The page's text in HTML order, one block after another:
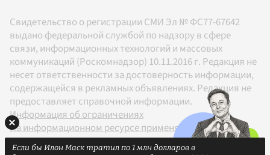
Свидетельство о регистрации СМИ Эл № ФС77-67642
выдано федеральной службой по надзору в сфере
связи, информационных технологий и массовых
коммуникаций (Роскомнадзор) 10.11.2016 г. Редакция не
несет ответственности за достоверность информации,
содержащейся в рекламных объявлениях. Редакция не
предоставляет справочной информации.
Информация об ограничениях
На информационном ресурсе применяются
рекомендательные технологии в соответствии с
Если бы Илон Маск тратил по 1 млн долларов в